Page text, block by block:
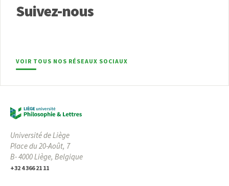
Suivez-nous
VOIR TOUS NOS RÉSEAUX SOCIAUX
Université de Liège
Place du 20-Août, 7
B- 4000 Liège, Belgique
+32 4 366 21 11